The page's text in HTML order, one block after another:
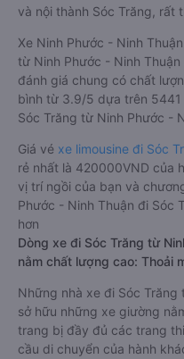
và nội thành Sóc Trăng, rất
Xe Ninh Phước - Ninh
từ Ninh Phước - Ninh
đánh giá chung có chất
bình từ 3.9/5 dựa trên 5441
Sóc Trăng từ Ninh Phước -
Giá vé xe limousine đi Sóc
rẻ nhất là 420000VND của
vị trí ngồi của bạn và
Phước - Ninh Thuận đi Sóc
hơn
Dòng xe đi Sóc Trăng từ
nằm chất lượng cao: Thoải
Những nhà xe đi Sóc
sở hữu những xe giường
trang bị đầy đủ các trang
cầu di chuyển của hành